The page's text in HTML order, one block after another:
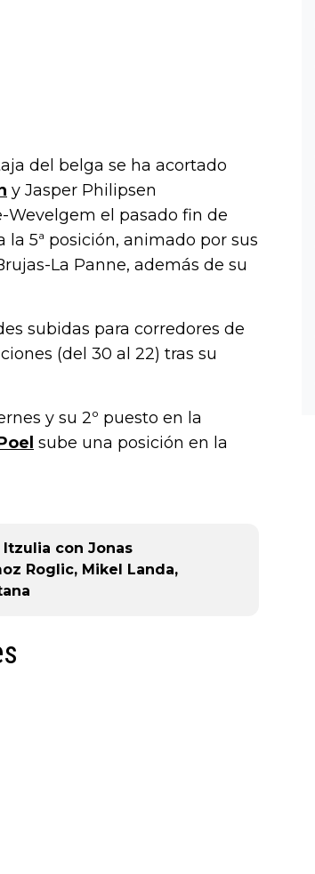
del belga se ha acortado
y Jasper Philipsen
Wevelgem el pasado fin de
5ª posición, animado por sus
La Panne, además de su
subidas para corredores de
(del 30 al 22) tras su
y su 2º puesto en la
sube una posición en la
con Jonas
Roglic, Mikel Landa,